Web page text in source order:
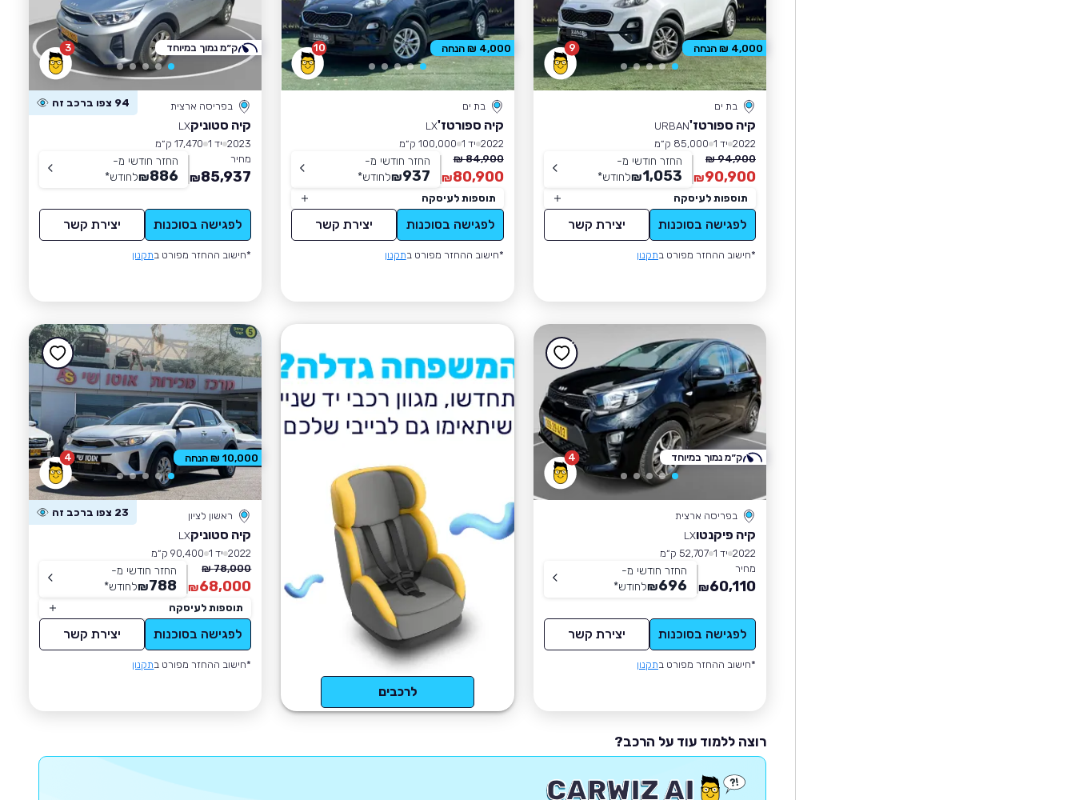
9
בת ים
קיה ספורטז'URBAN
2022 יד 1
85,000 ק״מ
94,900 ₪
90,900
₪
החזר חודשי מ-
1,053
₪לחודש*
תוספות לעיסקה
לפגישה בסוכנות יצירת קשר
*חישוב ההחזר מפורט בתקנון
4,000 ₪ הנחה 10
בת ים
קיה ספורטז'LX
2022 יד 1
100,000 ק״מ
84,900 ₪
80,900
₪
החזר חודשי מ-
937
₪לחודש*
תוספות לעיסקה
לפגישה בסוכנות יצירת קשר
*חישוב ההחזר מפורט בתקנון
4,000 ₪ הנחה 3
בפריסה ארצית 94 צפו ברכב זה
קיה סטוניקLX
2023 יד 1
17,470 ק״מ
מחיר
85,937
₪
החזר חודשי מ-
886
₪לחודש*
לפגישה בסוכנות יצירת קשר
*חישוב ההחזר מפורט בתקנון
ק״מ נמוך במיוחד
4
בפריסה ארצית
קיה פיקנטוLX
2022 יד 1
52,707 ק״מ
מחיר
60,110
₪
החזר חודשי מ-
696
₪לחודש*
לפגישה בסוכנות יצירת קשר
*חישוב ההחזר מפורט בתקנון
ק״מ נמוך במיוחד
לרכבים
4
ראשון לציון 23 צפו ברכב זה
קיה סטוניקLX
2022 יד 1
90,400 ק״מ
78,000 ₪
68,000
₪
החזר חודשי מ-
788
₪לחודש*
תוספות לעיסקה
לפגישה בסוכנות יצירת קשר
*חישוב ההחזר מפורט בתקנון
10,000 ₪ הנחה
רוצה ללמוד עוד על הרכב?